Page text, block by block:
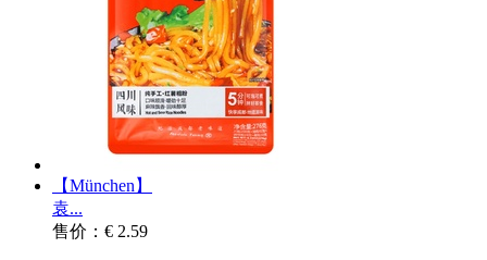
【München】
袁...
售价：€ 2.59